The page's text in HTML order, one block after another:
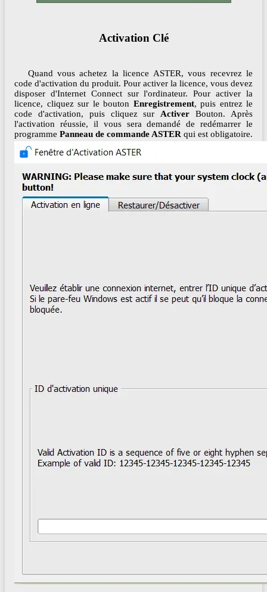
Activation Clé
Quand vous achetez la licence ASTER, vous recevrez le
code d'activation du produit. Pour activer la licence, vous devez
disposer d'Internet Connect sur l'ordinateur. Pour activer la
licence, cliquez sur le bouton Enregistrement, puis entrez le
code d'activation, puis cliquez surActiver Bouton. Après
l'activation réussie, il vous sera demandé de redémarrer le
programme Panneau de commande ASTER qui est obligatoire.